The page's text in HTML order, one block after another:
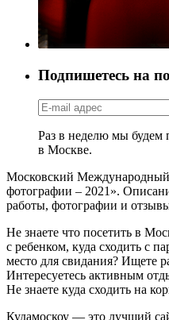
Подпишетесь на
Раз в неделю мы будем
в Москве.
Московский Международный
фотографии – 2021».
работы, фотографии и
Не знаете что посетить в
с ребенком, куда сходить с
место для свидания? Ищете
Интересуетесь активным
Не знаете куда сходить на
Кудамоскоу — это лучший